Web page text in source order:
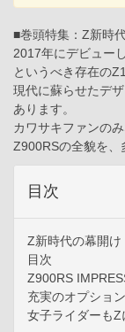
■巻頭特集：Z新時
2017年にデビュー
というべき存在のZ1
現代に蘇らせたデ
あります。
カワサキファンの
Z900RSの全貌を、
目次
Z新時代の幕開け
目次
Z900RS
充実のオプショ
女子ライダーもZ